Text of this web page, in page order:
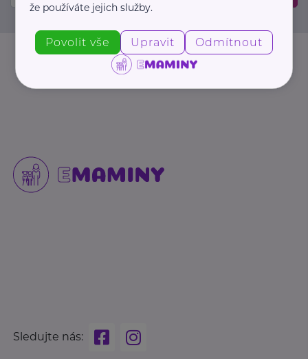
Sledujte nás:
že používáte jejich služby.
Povolit vše Upravit Odmítnout